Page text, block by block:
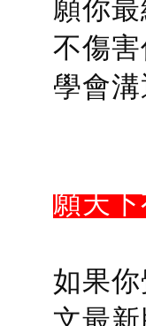
不傷
學會溝
願天
如果